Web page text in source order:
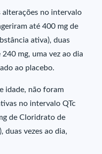
alterações no intervalo
até 400 mg de
ativa), duas
mg, uma vez ao dia
ao placebo.
idade, não foram
no intervalo QTc
de Cloridrato de
duas vezes ao dia,